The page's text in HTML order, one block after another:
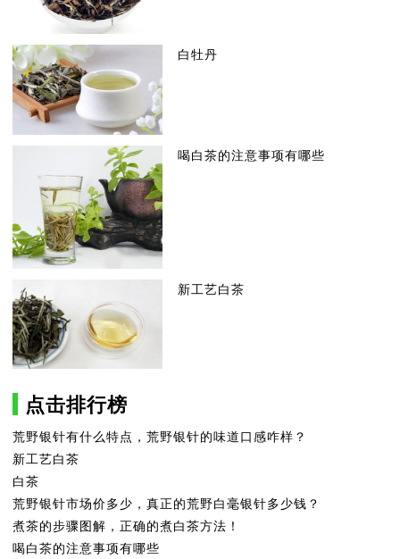
白牡丹
喝白茶的注意事项有哪些
新工艺白茶
点击排行榜
荒野银针有什么特点，荒野银针的味道口感咋样？
新工艺白茶
白茶
荒野银针市场价多少，真正的荒野白毫银针多少钱？
煮茶的步骤图解，正确的煮白茶方法！
喝白茶的注意事项有哪些